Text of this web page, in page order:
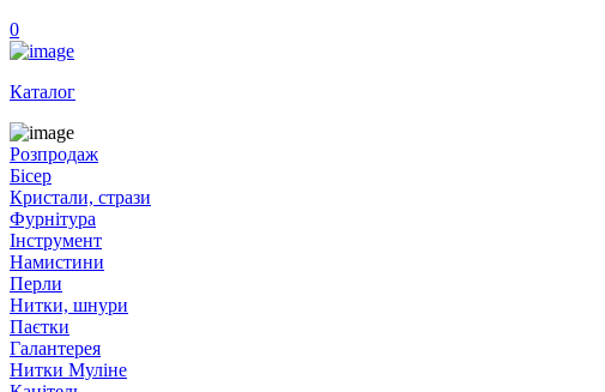
0
Каталог
Розпродаж
Бісер
Кристали, стрази
Фурнітура
Інструмент
Намистини
Перли
Нитки, шнури
Паєтки
Галантерея
Нитки Муліне